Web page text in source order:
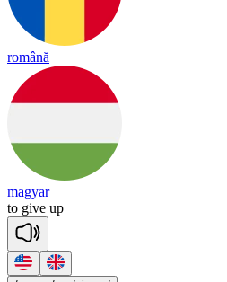
română
magyar
to give up